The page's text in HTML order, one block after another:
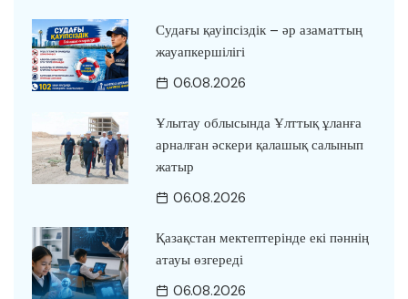
Судағы қауіпсіздік – әр азаматтың
жауапкершілігі
06.08.2026
Ұлытау облысында Ұлттық ұланға
арналған әскери қалашық салынып
жатыр
06.08.2026
Қазақстан мектептерінде екі пәннің
атауы өзгереді
06.08.2026